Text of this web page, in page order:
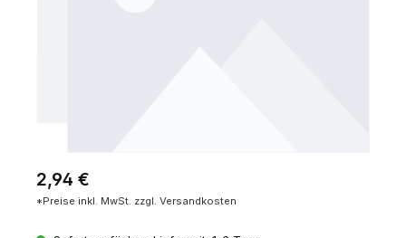
Regulärer Preis:
2,94 €
*Preise inkl. MwSt. zzgl. Versandkosten